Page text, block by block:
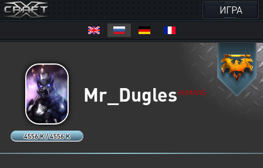
ИГРА
4556 K / 4556 K
Mr_DuglesHUMANS